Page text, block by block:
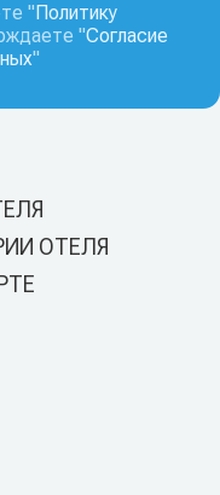
" Политику
"Согласие
"
ОТЕЛЯ